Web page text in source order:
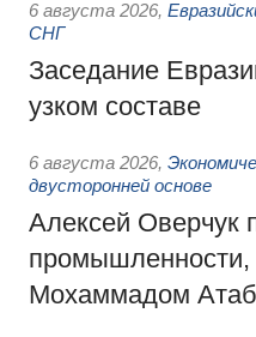
6 августа 2026,
СНГ
Заседание
узком составе
6 августа 2026,
двусторонней основе
Алексей Оверчук
промышленности,
Мохаммадом